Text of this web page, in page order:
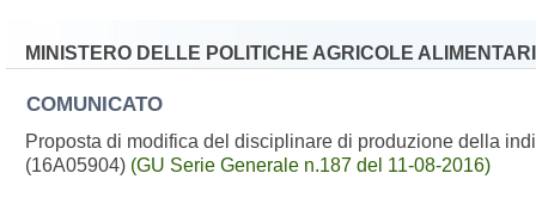
MINISTERO DELLE POLITICHE AGRICOLE
COMUNICATO
Proposta di modifica del disciplinare di produzione della
(16A05904) (GU Serie Generale n.187 del 11-08-2016)